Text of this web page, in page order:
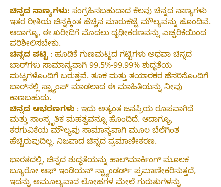
ಚಿನ್ನದ ನಾಣ್ಯಗಳು: ಸಂಗ್ರಹಿಸಬಹುದಾದ ಕೆಲವು ಚಿನ್ನದ ನಾಣ್ಯಗಳು
ಇತರ ರೀತಿಯ ಚಿನ್ನಕ್ಕಿಂತ ಹೆಚ್ಚಿನ ಮಾರುಕಟ್ಟೆ ಮೌಲ್ಯವನ್ನು ಹೊಂದಿವೆ.
ಆದಾಗ್ಯೂ, ಈ ಖರೀದಿಗೆ ಮೊದಲು ದೃಢೀಕರಣವನ್ನು ಎಚ್ಚರಿಕೆಯಿಂದ
ಪರಿಶೀಲಿಸಬೇಕು.
ಚಿನ್ನದ ಪಟ್ಟಿ: ಹೂಡಿಕೆ ಗುಣಮಟ್ಟದ ಗಟ್ಟಿಗಳು ಅಥವಾ ಚಿನ್ನದ
ಬಾರ್‌ಗಳು ಸಾಮಾನ್ಯವಾಗಿ 99.5%-99.99% ಶುದ್ಧತೆಯ
ಮಟ್ಟಗಳೊಂದಿಗೆ ಬರುತ್ತವೆ. ತೂಕ ಮತ್ತು ತಯಾರಕರ ಹೆಸರಿನೊಂದಿಗೆ
ಬಾರ್‌ನಲ್ಲಿ ಸ್ಟ್ಯಾಂಪ್ ಮಾಡಲಾದ ಈ ಮಾಹಿತಿಯನ್ನು ನೀವು
ಕಾಣಬಹುದು.
ಚಿನ್ನದ ಆಭರಣಗಳು : ಇದು ಅತ್ಯಂತ ಜನಪ್ರಿಯ ರೂಪವಾಗಿದೆ
ಮತ್ತು ಸಾಂಸ್ಕೃತಿಕ ಮಹತ್ವವನ್ನೂ ಹೊಂದಿದೆ. ಆದಾಗ್ಯೂ,
ಕರಗುವಿಕೆಯ ಮೌಲ್ಯವು ಸಾಮಾನ್ಯವಾಗಿ ಮೂಲ ಬೆಲೆಗಿಂತ
ಹೆಚ್ಚಿರುವುದಿಲ್ಲ. ನಿಜವಾದ ಚಿನ್ನದ ಪ್ರಮಾಣೀಕರಣ.
ಭಾರತದಲ್ಲಿ, ಚಿನ್ನದ ಶುದ್ಧತೆಯನ್ನು ಹಾಲ್‌ಮಾರ್ಕಿಂಗ್ ಮೂಲಕ
ಬ್ಯೂರೋ ಆಫ್ ಇಂಡಿಯನ್ ಸ್ಟ್ಯಾಂಡರ್ಡ್ ಪ್ರಮಾಣೀಕರಿಸುತ್ತದೆ,
ಇದನ್ನು ಅಮೂಲ್ಯವಾದ ಲೋಹಗಳ ಮೇಲೆ ಗುರುತುಗಳನ್ನು